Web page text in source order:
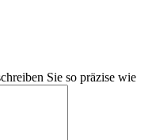
Sie so präzise wie